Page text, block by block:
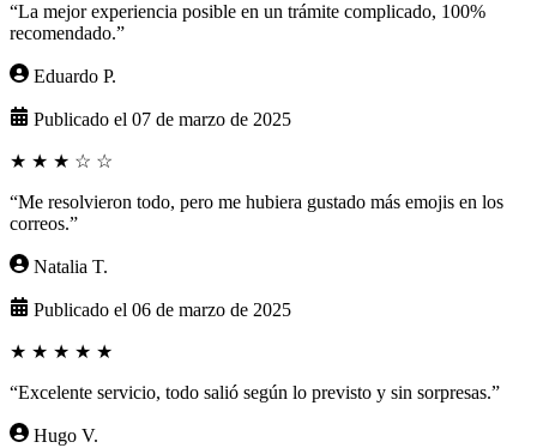
“La mejor experiencia posible en un trámite complicado, 100%
recomendado.”
Eduardo P.
Publicado el 07 de marzo de 2025
★ ★ ★ ☆ ☆
“Me resolvieron todo, pero me hubiera gustado más emojis en los
correos.”
Natalia T.
Publicado el 06 de marzo de 2025
★ ★ ★ ★ ★
“Excelente servicio, todo salió según lo previsto y sin sorpresas.”
Hugo V.